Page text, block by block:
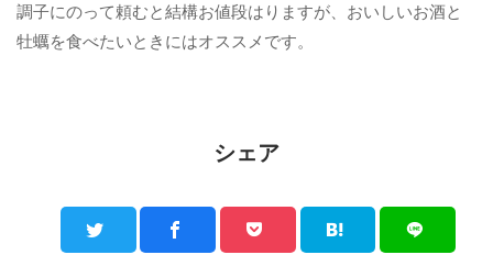
調子にのって頼むと結構お値段はりますが、おいしいお酒と
牡蠣を食べたいときにはオススメです。
シェア